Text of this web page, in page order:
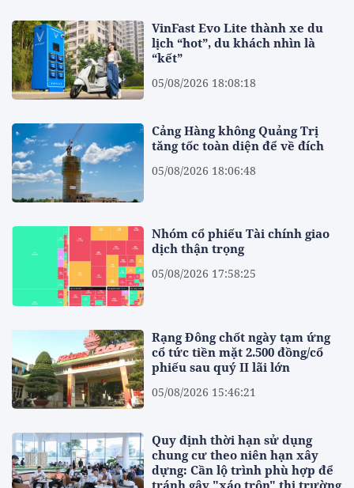
VinFast Evo Lite thành xe du
lịch “hot”, du khách nhìn là
“kết”
05/08/2026 18:08:18
Cảng Hàng không Quảng Trị
tăng tốc toàn diện để về đích
05/08/2026 18:06:48
Nhóm cổ phiếu Tài chính giao
dịch thận trọng
05/08/2026 17:58:25
Rạng Đông chốt ngày tạm ứng
cổ tức tiền mặt 2.500 đồng/cổ
phiếu sau quý II lãi lớn
05/08/2026 15:46:21
Quy định thời hạn sử dụng
chung cư theo niên hạn xây
dựng: Cần lộ trình phù hợp để